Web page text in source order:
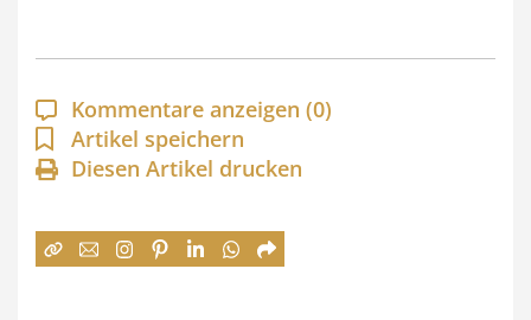
p
a
n
n
:
Kommentare anzeigen (0)
Artikel speichern
Diesen Artikel drucken